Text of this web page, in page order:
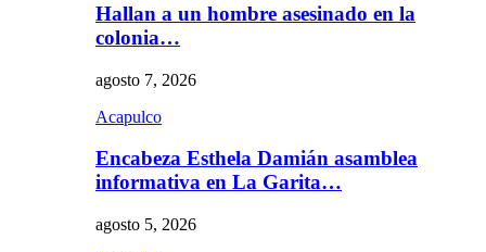
Hallan a un hombre asesinado en la
colonia…
agosto 7, 2026
Acapulco
Encabeza Esthela Damián asamblea
informativa en La Garita…
agosto 5, 2026